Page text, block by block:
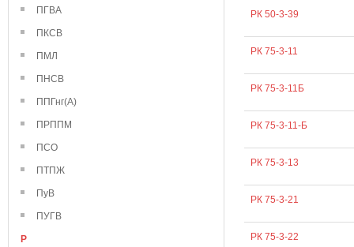
ПГВА
ПКСВ
ПМЛ
ПНСВ
ППГнг(А)
ПРППМ
ПСО
ПТПЖ
ПуВ
ПУГВ
Р
РК 50-3-39
РК 75-3-11
РК 75-3-11Б
РК 75-3-11-Б
РК 75-3-13
РК 75-3-21
РК 75-3-22